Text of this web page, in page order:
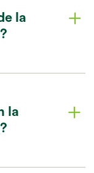
la
plus
la
plus